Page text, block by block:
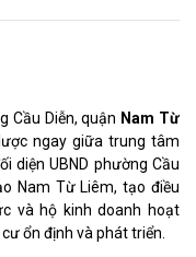
Cầu Diễn, quận Nam Từ
ngay giữa trung tâm
diện UBND phường Cầu
Nam Từ Liêm, tạo điều
và hộ kinh doanh hoạt
ổn định và phát triển.